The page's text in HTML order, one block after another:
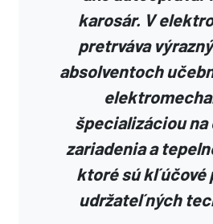
karosár. V
pretrváva
absolventoch
špecializáciou na
zariadenia a
ktoré sú kľúčové
udržateľných